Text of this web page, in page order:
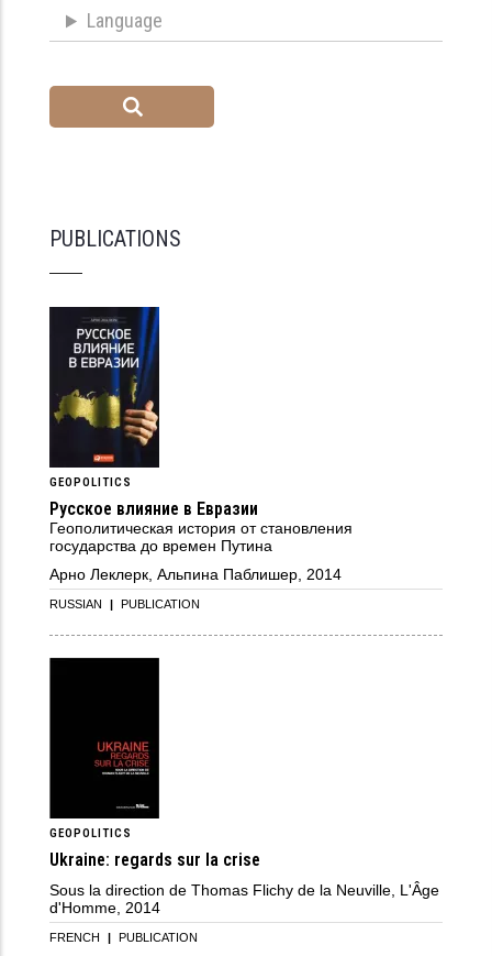
Language
PUBLICATIONS
GEOPOLITICS
Русское влияние в Евразии
Геополитическая история от становления
государства до времен Путина
Арно Леклерк, Альпина Паблишер, 2014
RUSSIAN PUBLICATION
GEOPOLITICS
Ukraine: regards sur la crise
Sous la direction de Thomas Flichy de la Neuville, L'Âge
d'Homme, 2014
FRENCH PUBLICATION